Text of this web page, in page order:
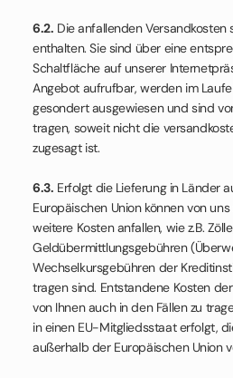
6.2. Die anfallenden Versandkosten
enthalten. Sie sind über eine
Schaltfläche auf unserer
Angebot aufrufbar, werden im
gesondert ausgewiesen und sind
tragen, soweit nicht die
zugesagt ist.
6.3. Erfolgt die Lieferung in Länder
Europäischen Union können von
weitere Kosten anfallen, wie z.B.
Geldübermittlungsgebühren
Wechselkursgebühren der
tragen sind. Entstandene Kosten
von Ihnen auch in den Fällen zu
in einen EU-Mitgliedsstaat erfolgt,
außerhalb der Europäischen Union